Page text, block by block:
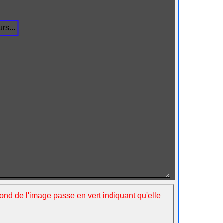
de l'image passe en vert indiquant qu'elle